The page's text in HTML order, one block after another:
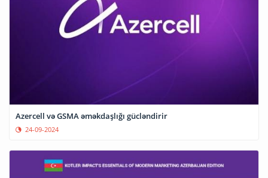
Azercell və GSMA əməkdaşlığı gücləndirir
24-09-2024